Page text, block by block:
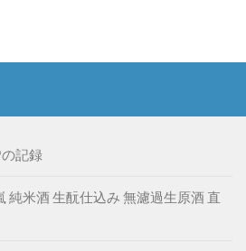
記録
純米酒 生酛仕込み 無濾過生原酒 直